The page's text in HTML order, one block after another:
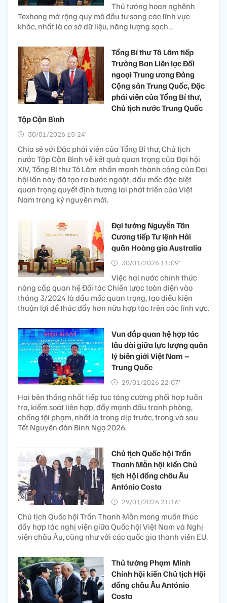
Thủ tướng hoan nghênh
Texhong mở rộng quy mô đầu tư sang các lĩnh vực
khác, nhất là cơ sở dữ liệu, năng lượng sạch…
Tổng Bí thư Tô Lâm tiếp
Trưởng Ban Liên lạc Đối
ngoại Trung ương Đảng
Cộng sản Trung Quốc, Đặc
phái viên của Tổng Bí thư,
Chủ tịch nước Trung Quốc
Tập Cận Bình
30/01/2026 15:24’
Chia sẻ với Đặc phái viên của Tổng Bí thư, Chủ tịch
nước Tập Cận Bình về kết quả quan trọng của Đại hội
XIV, Tổng Bí thư Tô Lâm nhấn mạnh thành công của Đại
hội lần này đã tạo ra bước ngoặt, dấu mốc đặc biệt
quan trọng quyết định tương lai phát triển của Việt
Nam trong kỷ nguyên mới.
Đại tướng Nguyễn Tân
Cương tiếp Tư lệnh Hải
quân Hoàng gia Australia
30/01/2026 11:09’
Việc hai nước chính thức
nâng cấp quan hệ Đối tác Chiến lược toàn diện vào
tháng 3/2024 là dấu mốc quan trọng, tạo điều kiện
thuận lợi để thúc đẩy hơn nữa hợp tác trên các lĩnh vực.
Vun đắp quan hệ hợp tác
lâu dài giữa lực lượng quản
lý biên giới Việt Nam –
Trung Quốc
29/01/2026 22:07’
Hai bên thống nhất tiếp tục tăng cường phối hợp tuần
tra, kiểm soát liên hợp, đẩy mạnh đấu tranh phòng,
chống tội phạm, nhất là trong dịp trước, trong và sau
Tết Nguyên đán Bính Ngọ 2026.
Chủ tịch Quốc hội Trần
Thanh Mẫn hội kiến Chủ
tịch Hội đồng châu Âu
António Costa
29/01/2026 21:16’
Chủ tịch Quốc hội Trần Thanh Mẫn mong muốn thúc
đẩy hợp tác nghị viện giữa Quốc hội Việt Nam và Nghị
viện châu Âu, cũng như với các quốc gia thành viên EU.
Thủ tướng Phạm Minh
Chính hội kiến Chủ tịch Hội
đồng châu Âu António
Costa